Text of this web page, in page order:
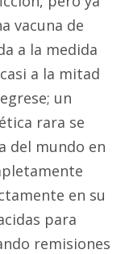
vacuna de
a la medida
a la mitad
un
rara se
del mundo en
en su
para
remisiones